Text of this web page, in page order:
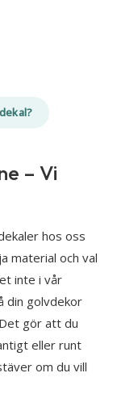
– Vi
hos oss
material och val
inte i vår
din golvdekor
gör att du
eller runt
om du vill